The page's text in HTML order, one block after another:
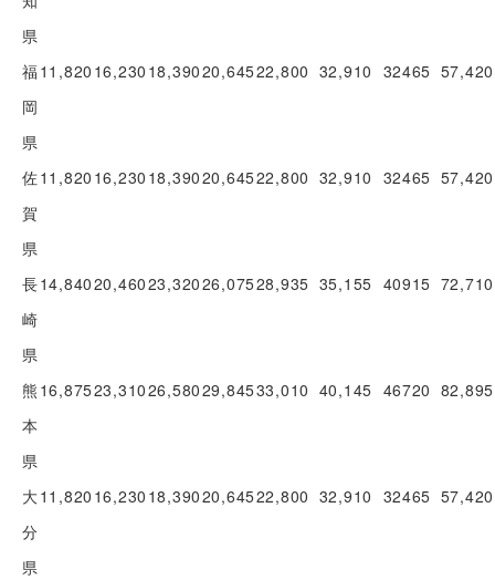
県
福
岡
県
11,820 16,230 18,39020,64522,800 32,910 32465 57,420
佐
賀
県
11,820 16,230 18,39020,64522,800 32,910 32465 57,420
長
崎
県
14,84020,46023,32026,07528,935 35,155 40915 72,710
熊
本
県
16,87523,31026,58029,84533,010 40,145 46720 82,895
大
分
県
11,820 16,230 18,39020,64522,800 32,910 32465 57,420